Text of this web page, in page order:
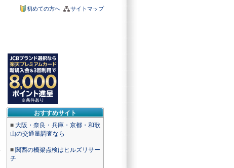
サイトマップ
初めての方へ
おすすめサイト
■ 大阪・奈良・兵庫・京都・和歌
山の交通量調査なら
■ 関西の橋梁点検はヒルズリサー
チ